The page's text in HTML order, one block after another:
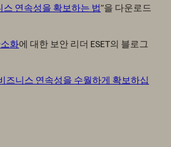
연속성을 확보하는 법”을 다운로드
화에 대한 보안 리더 ESET의 블로그
즈니스 연속성을 수월하게 확보하십